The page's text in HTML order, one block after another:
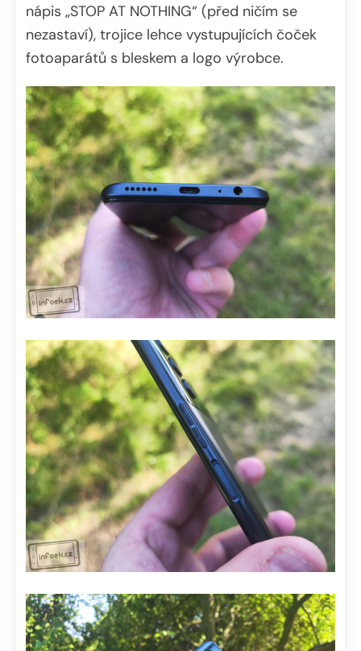
nápis „STOP AT NOTHING“ (před ničím se
nezastaví), trojice lehce vystupujících čoček
fotoaparátů s bleskem a logo výrobce.